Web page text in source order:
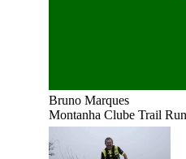
Bruno Marques
Montanha Clube Trail